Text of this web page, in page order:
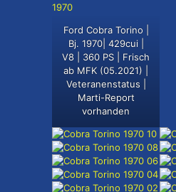
Ford Cobra Torino |
Bj. 1970| 429cui |
V8 | 360 PS | Frisch
ab MFK (05.2021) |
Veteranenstatus |
Marti-Report
vorhanden